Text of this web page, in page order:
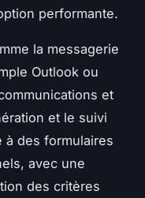
performante.
la messagerie
Outlook ou
et
et le suivi
des formulaires
avec une
des critères